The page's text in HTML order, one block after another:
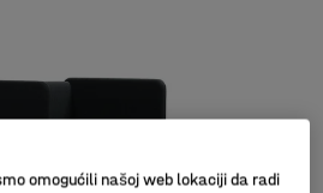
omogućili našoj web lokaciji da radi